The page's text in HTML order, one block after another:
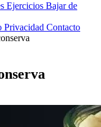
Ejercicios Bajar de
Privacidad Contacto